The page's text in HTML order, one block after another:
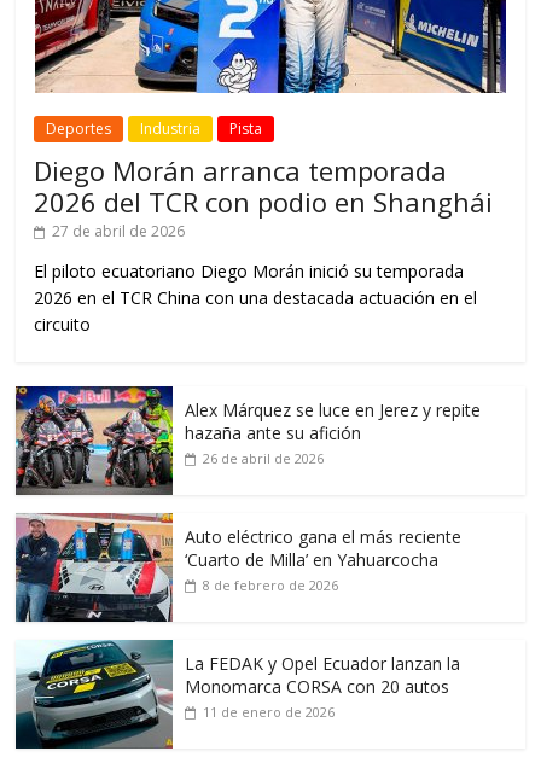
Deportes Industria Pista
Diego Morán arranca temporada
2026 del TCR con podio en Shanghái
27 de abril de 2026
El piloto ecuatoriano Diego Morán inició su temporada
2026 en el TCR China con una destacada actuación en el
circuito
Alex Márquez se luce en Jerez y repite
hazaña ante su afición
26 de abril de 2026
Auto eléctrico gana el más reciente
‘Cuarto de Milla’ en Yahuarcocha
8 de febrero de 2026
La FEDAK y Opel Ecuador lanzan la
Monomarca CORSA con 20 autos
11 de enero de 2026